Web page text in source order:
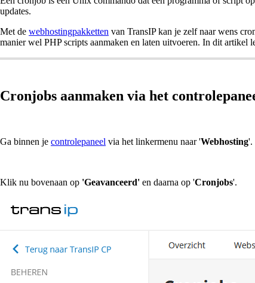
updates.
Met de webhostingpakketten van TransIP kan je zelf naar wens
manier wel PHP scripts aanmaken en laten uitvoeren. In dit artikel
Cronjobs aanmaken via het
Ga binnen je controlepaneel via het linkermenu naar 'Webhosting'.
Klik nu bovenaan op 'Geavanceerd' en daarna op 'Cronjobs'.